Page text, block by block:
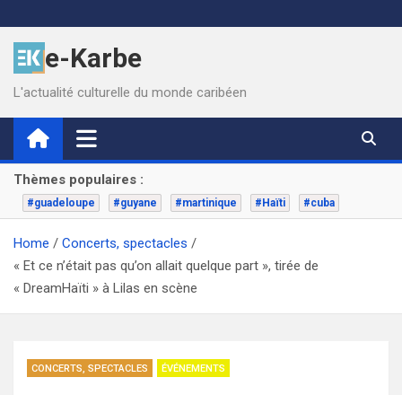
to
contente-Karbe
L'actualité culturelle du monde caribéen
Thèmes populaires :
#guadeloupe #guyane #martinique #Haïti #cuba
Home
Concerts, spectacles
« Et ce n’était pas qu’on allait quelque part », tirée de
« DreamHaïti » à Lilas en scène
CONCERTS, SPECTACLES ÉVÉNEMENTS